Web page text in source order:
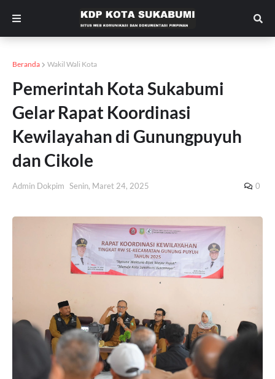
Beranda Wakil Wali Kota
Pemerintah Kota Sukabumi
Gelar Rapat Koordinasi
Kewilayahan di Gunungpuyuh
dan Cikole
Admin Dokpim Senin, Maret 24, 2025 0